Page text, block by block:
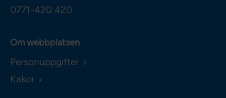
0771-420 420
Om webbplatsen
Personuppgifter
Kakor